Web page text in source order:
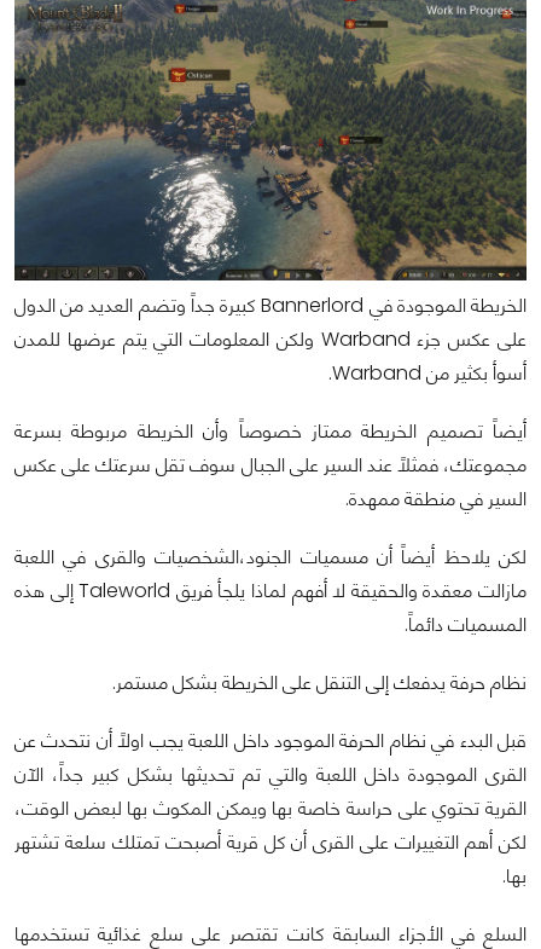
الخريطة الموجودة في Bannerlord كبيرة جداً وتضم العديد من الدول
على عكس جزء Warband ولكن المعلومات التي يتم عرضها للمدن
أسوأ بكثير من Warband.
أيضاً تصميم الخريطة ممتاز خصوصاً وأن الخريطة مربوطة بسرعة
مجموعتك، فمثلاً عند السير على الجبال سوف تقل سرعتك على عكس
السير في منطقة ممهدة.
لكن يلاحظ أيضاً أن مسميات الجنود،الشخصيات والقرى في اللعبة
مازالت معقدة والحقيقة لا أفهم لماذا يلجأ فريق Taleworld إلى هذه
المسميات دائماً.
نظام حرفة يدفعك إلى التنقل على الخريطة بشكل مستمر.
قبل البدء في نظام الحرفة الموجود داخل اللعبة يجب اولاً أن نتحدث عن
القرى الموجودة داخل اللعبة والتي تم تحديثها بشكل كبير جداً، الآن
القرية تحتوي على حراسة خاصة بها ويمكن المكوث بها لبعض الوقت،
لكن أهم التغييرات على القرى أن كل قرية أصبحت تمتلك سلعة تشتهر
بها.
السلع في الأجزاء السابقة كانت تقتصر على سلع غذائية تستخدمها